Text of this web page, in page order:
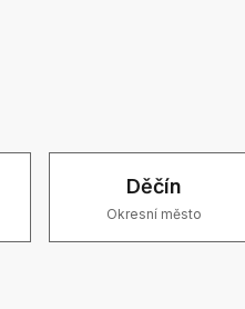
Děčín
Okresní město